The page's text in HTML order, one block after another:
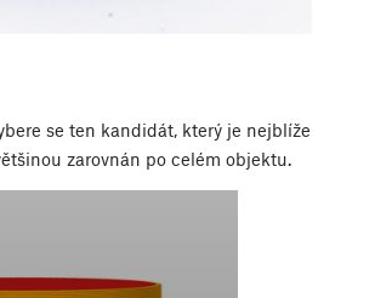
se ten kandidát, který je nejblíže
zarovnán po celém objektu.